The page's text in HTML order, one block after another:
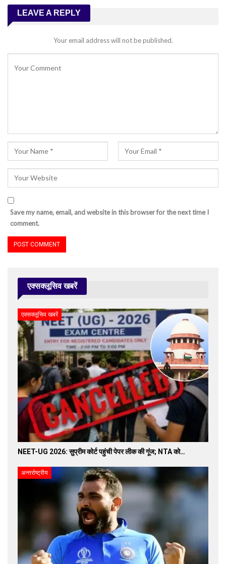
LEAVE A REPLY
Your email address will not be published.
Save my name, email, and website in this browser for the next time I
comment.
एक्सक्लूसिव खबरें
एक्सक्लूसिव खबरें
NEET-UG 2026: सुप्रीम कोर्ट पहुंची पेपर लीक की गूंज; NTA को…
अन्तर्राष्ट्रीय